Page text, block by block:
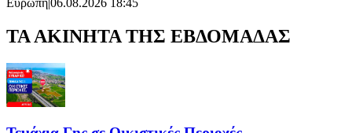
ΤΑ ΑΚΙΝΗΤΑ ΤΗΣ ΕΒΔΟΜΑΔΑΣ